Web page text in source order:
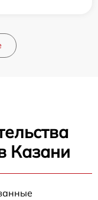
Казани